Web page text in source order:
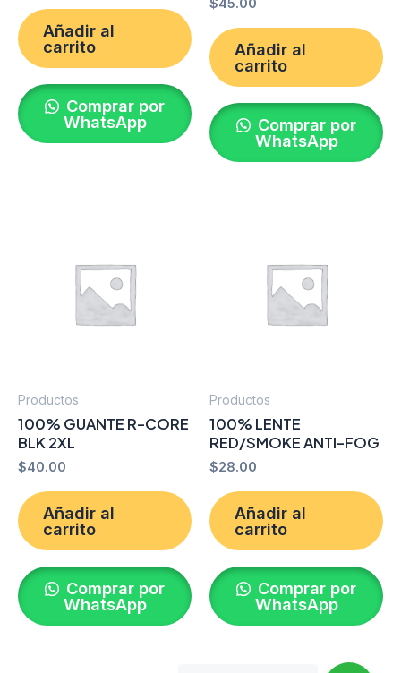
Añadir al
carrito
Comprar por
WhatsApp
$45.00
Añadir al
carrito
Comprar por
WhatsApp
Productos
100% GUANTE R-CORE
BLK 2XL
$40.00
Añadir al
carrito
Comprar por
WhatsApp
Productos
100% LENTE
RED/SMOKE ANTI-FOG
$28.00
Añadir al
carrito
Comprar por
WhatsApp